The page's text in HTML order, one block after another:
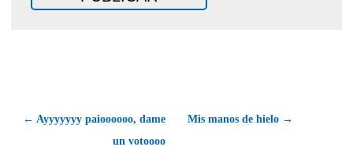
← Ayyyyyyy paioooooo, dame
un votoooo
Mis manos de hielo →